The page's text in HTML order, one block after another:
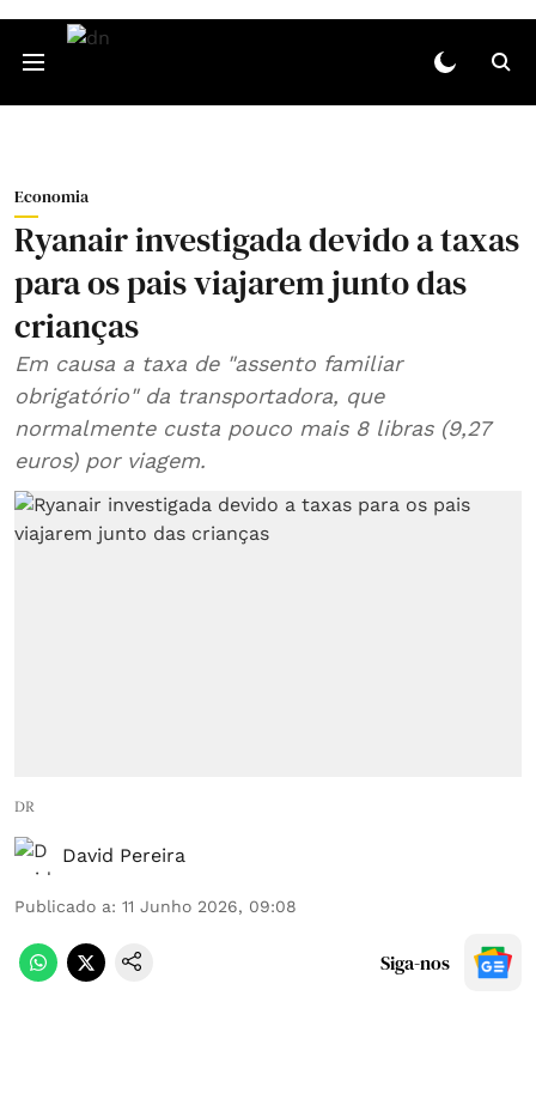
Economia
Ryanair investigada devido a taxas
para os pais viajarem junto das
crianças
Em causa a taxa de "assento familiar
obrigatório" da transportadora, que
normalmente custa pouco mais 8 libras (9,27
euros) por viagem.
DR
David Pereira
Publicado a: 11 Junho 2026, 09:08
Siga-nos